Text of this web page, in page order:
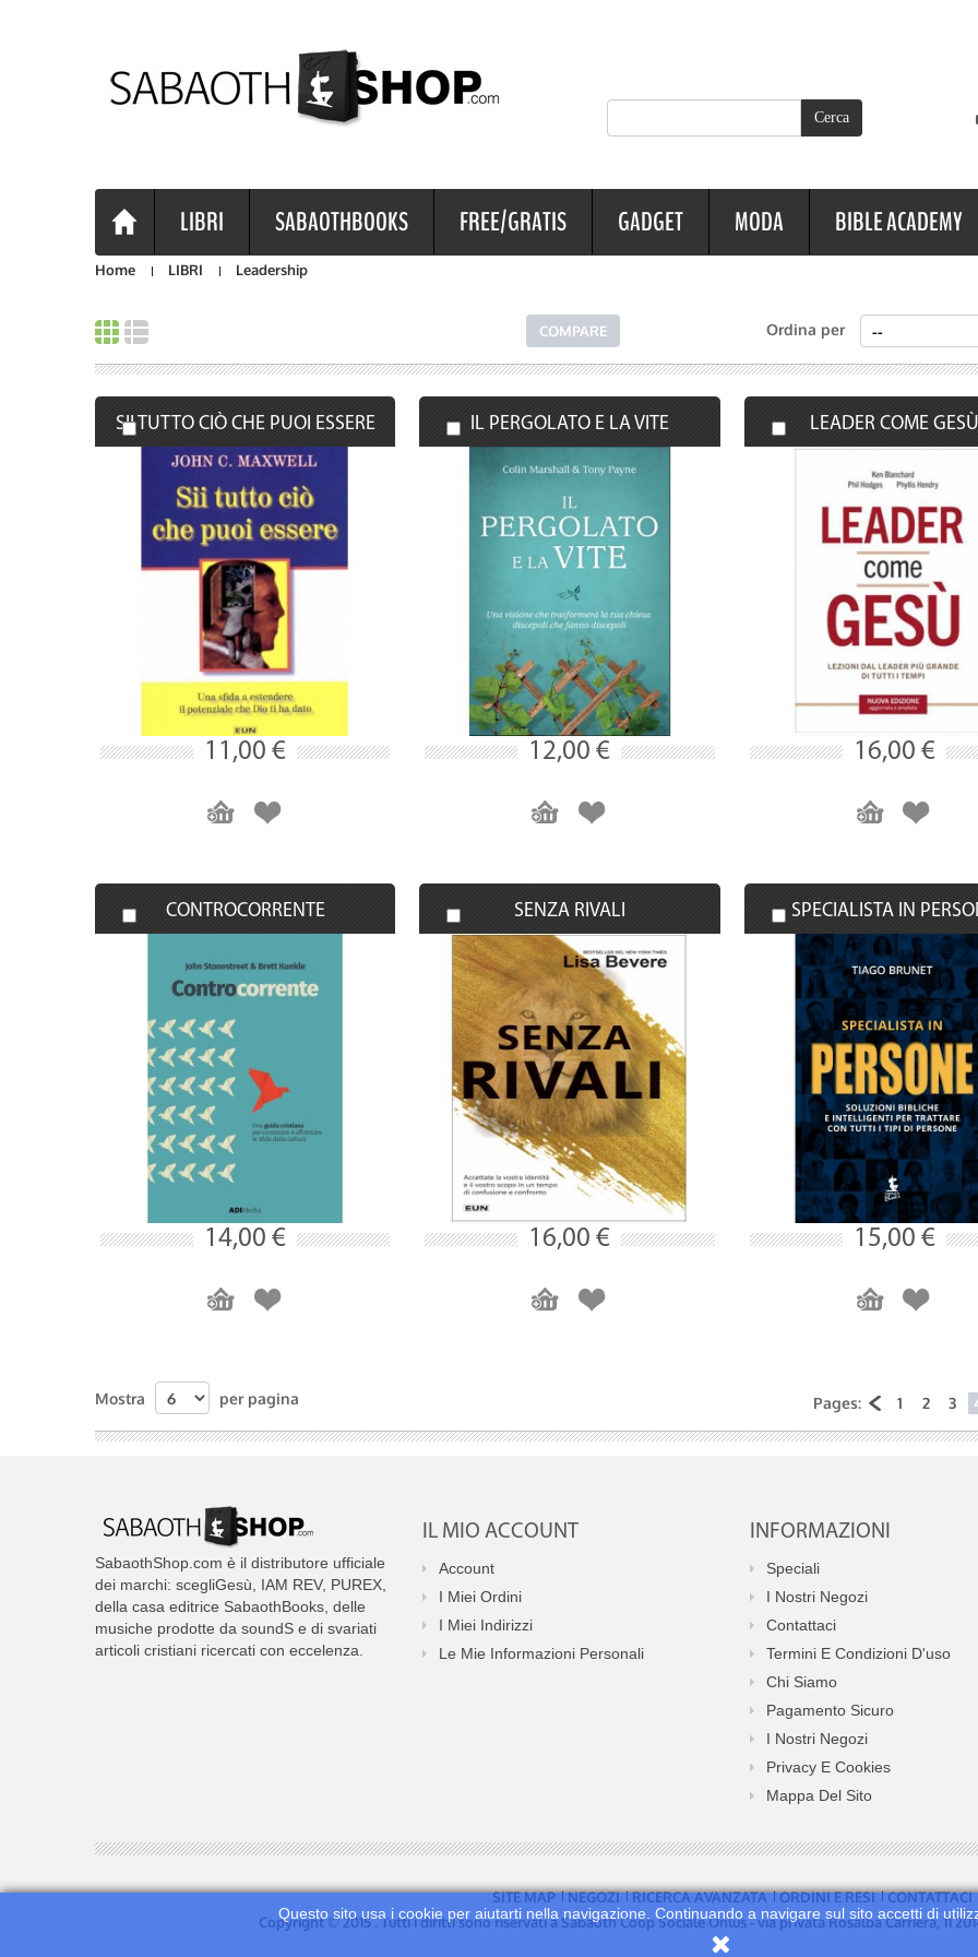
Questo sito usa i cookie per aiutarti nella navigazione. Continuando a navigare sul sito accetti di
LIBRI SABAOTHBOOKS FREE/GRATIS GADGET MODA BIBLE ACADEMY
Home LIBRI Leadership
Ordina per
SII TUTTO CIÒ CHE PUOI ESSERE
11,00 €
IL PERGOLATO E LA VITE
12,00 €
LEADER COME GESÙ
16,00 €
CONTROCORRENTE
14,00 €
SENZA RIVALI
16,00 €
SPECIALISTA IN
15,00 €
Pages: 1 2 3
Mostra per pagina
SabaothShop.com è il distributore ufficiale
dei marchi: scegliGesù, IAM REV, PUREX,
della casa editrice SabaothBooks, delle
musiche prodotte da soundS e di svariati
articoli cristiani ricercati con eccelenza.
IL MIO ACCOUNT
Account
I Miei Ordini
I Miei Indirizzi
Le Mie Informazioni Personali
INFORMAZIONI
Speciali
I Nostri Negozi
Contattaci
Termini E Condizioni D'uso
Chi Siamo
Pagamento Sicuro
I Nostri Negozi
Privacy E Cookies
Mappa Del Sito
SITE MAP NEGOZI RICERCA AVANZATA ORDINI E RESI
CONTATTACI
Copyright © 2015 . Tutti i diritti sono riservati a Sabaoth Coop Sociale Onlus - via privata Rosalba Carriera, 11